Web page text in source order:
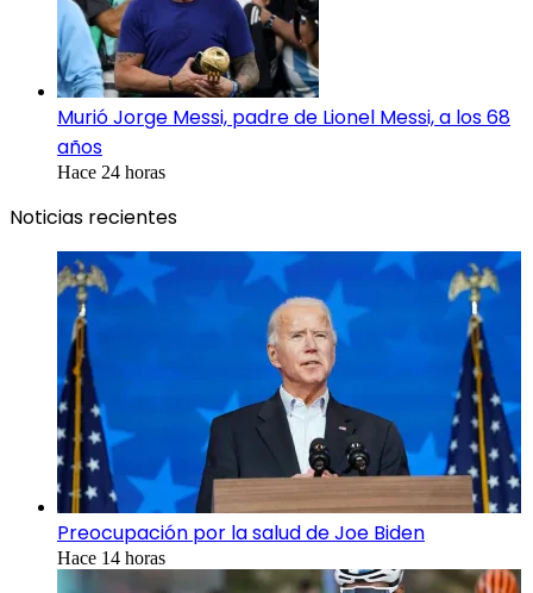
Murió Jorge Messi, padre de Lionel Messi, a los 68
años
Hace 24 horas
Noticias recientes
Preocupación por la salud de Joe Biden
Hace 14 horas